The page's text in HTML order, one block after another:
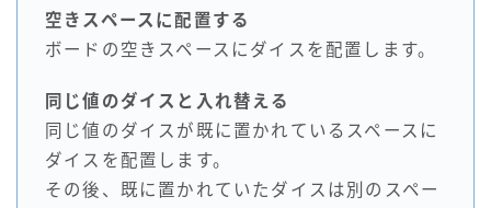
空きスペースに配置する
ボードの空きスペースにダイスを配置します。
同じ値のダイスと入れ替える
同じ値のダイスが既に置かれているスペースに
ダイスを配置します。
その後、既に置かれていたダイスは別のスペー